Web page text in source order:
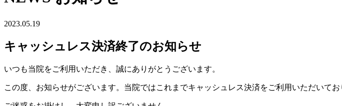
2023.05.19
キャッシュレス決済終了のお知らせ
いつも当院をご利用いただき、誠にありがとうございます。
この度、お知らせがございます。当院ではこれまでキャッシュレス決済をご利用いただいて